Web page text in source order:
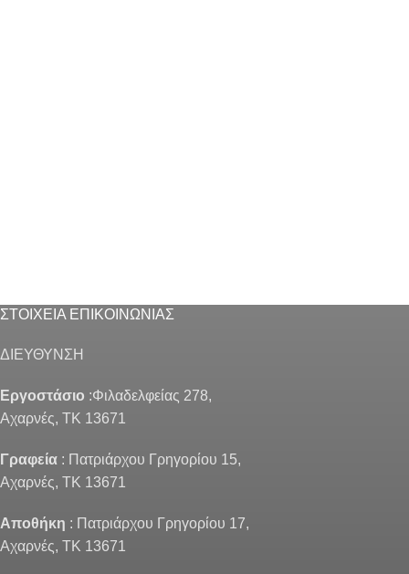
ΣΤΟΙΧΕΙΑ ΕΠΙΚΟΙΝΩΝΙΑΣ
ΔΙΕΥΘΥΝΣΗ
Εργοστάσιο :Φιλαδελφείας 278,
Αχαρνές, ΤΚ 13671
Γραφεία : Πατριάρχου Γρηγορίου 15,
Αχαρνές, ΤΚ 13671
Αποθήκη : Πατριάρχου Γρηγορίου 17,
Αχαρνές, ΤΚ 13671